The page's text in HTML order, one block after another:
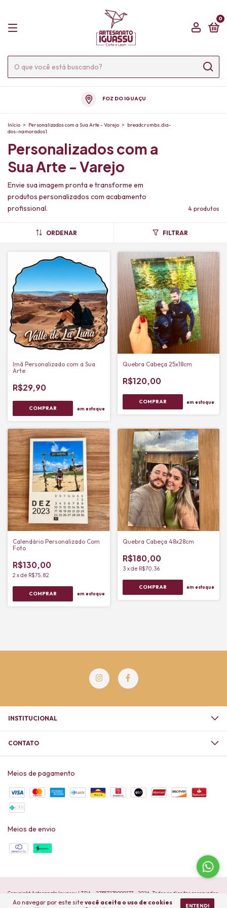
0
FOZ DO IGUAÇU
Ao navegar por este site você aceita o uso de cookies
ENTENDI
Início > Personalizados com a Sua Arte - Varejo > breadcrumbs.dia-
dos-namorados1
Personalizados com a
Sua Arte - Varejo
Envie sua imagem pronta e transforme em
produtos personalizados com acabamento
profissional.
4 produtos
ORDENAR FILTRAR
Imã Personalizado com a Sua
Arte
R$29,90
em estoque
Quebra Cabeça 25x18cm
R$120,00
em estoque
Calendário Personalizado Com
Foto
R$130,00
2 xde R$75,82
em estoque
Quebra Cabeça 48x28cm
R$180,00
3 xde R$70,36
em estoque
INSTITUCIONAL
CONTATO
Meios de pagamento
Meios de envio
Copyright Artesanato Iguassu LTDA - 27357278000177 - 2026. Todos os direitos reservados.